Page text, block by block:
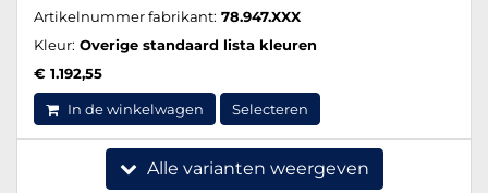
Artikelnummer fabrikant: 78.947.XXX
Kleur: Overige standaard lista kleuren
€ 1.192,55
In de winkelwagen Selecteren
Alle varianten weergeven